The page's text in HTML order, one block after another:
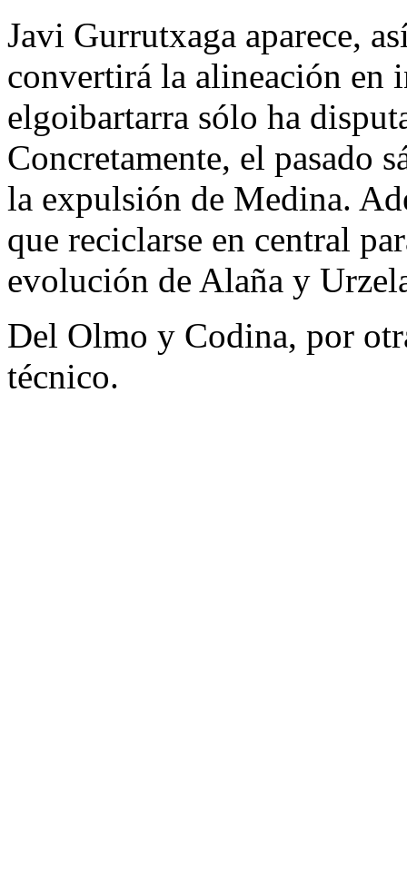
Javi Gurrutxaga aparece,
convertirá la alineación en
elgoibartarra sólo ha
Concretamente, el pasado
la expulsión de Medina.
que reciclarse en central
evolución de Alaña y
Del Olmo y Codina, por
técnico.